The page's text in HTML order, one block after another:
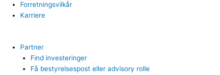
Forretningsvilkår
Karriere
Partner
Find investeringer
Få bestyrelsespost eller advisory rolle